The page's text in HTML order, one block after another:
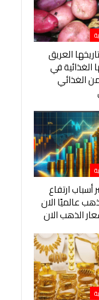
العريق
الغذائية في
الغذائي
أسباب ارتفاع
عالميًا الان
الذهب الان